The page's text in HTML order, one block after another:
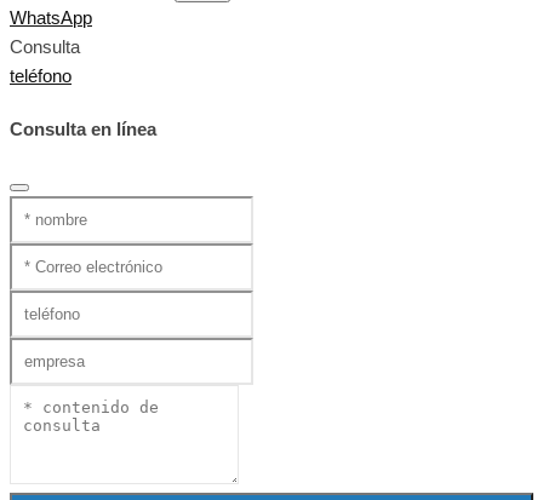
WhatsApp
Consulta
teléfono
Consulta en línea